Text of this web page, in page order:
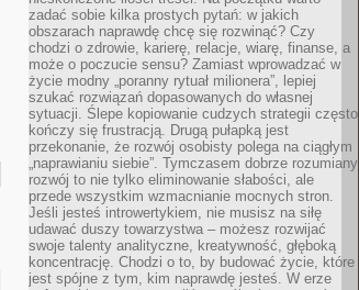
zadać sobie kilka prostych pytań: w jakich
obszarach naprawdę chcę się rozwinąć? Czy
chodzi o zdrowie, karierę, relacje, wiarę, finanse, a
może o poczucie sensu? Zamiast wprowadzać w
życie modny „poranny rytuał milionera”, lepiej
szukać rozwiązań dopasowanych do własnej
sytuacji. Ślepe kopiowanie cudzych strategii często
kończy się frustracją. Drugą pułapką jest
przekonanie, że rozwój osobisty polega na ciągłym
„naprawianiu siebie”. Tymczasem dobrze rozumiany
rozwój to nie tylko eliminowanie słabości, ale
przede wszystkim wzmacnianie mocnych stron.
Jeśli jesteś introwertykiem, nie musisz na siłę
udawać duszy towarzystwa – możesz rozwijać
swoje talenty analityczne, kreatywność, głęboką
koncentrację. Chodzi o to, by budować życie, które
jest spójne z tym, kim naprawdę jesteś. W erze